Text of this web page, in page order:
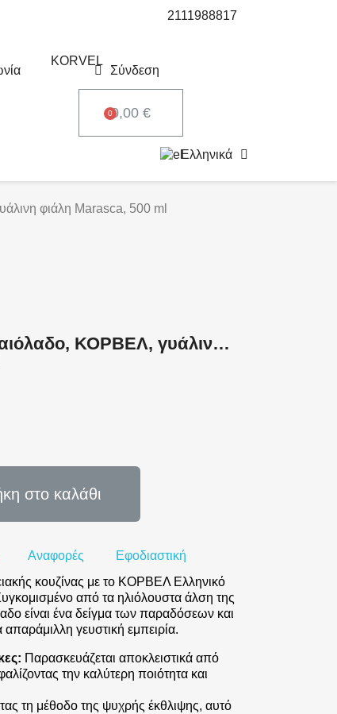
2111988817
Σύνδεση
0,00 €
Ελληνικά
φιάλη Marasca, 500 ml
ΚΟΡΒΕΛ, γυάλινη
στο καλάθι
Αναφορές
Εφοδιαστική
κουζίνας με το ΚΟΡΒΕΛ Ελληνικό
από τα ηλιόλουστα άλση της
είναι ένα δείγμα των παραδόσεων και
γευστική εμπειρία.
Παρασκευάζεται αποκλειστικά από
την καλύτερη ποιότητα και
τη μέθοδο της ψυχρής έκθλιψης, αυτό